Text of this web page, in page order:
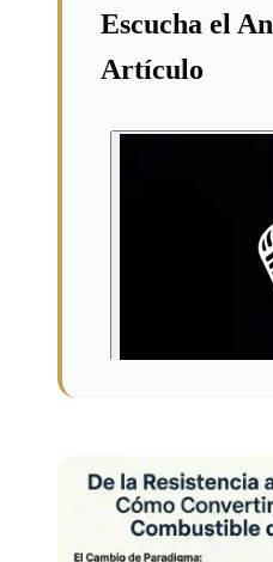
Escucha el
Artículo